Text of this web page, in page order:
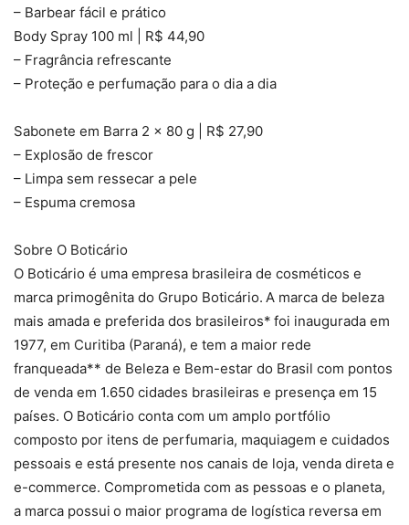
– Barbear fácil e prático
Body Spray 100 ml | R$ 44,90
– Fragrância refrescante
– Proteção e perfumação para o dia a dia
Sabonete em Barra 2 x 80 g | R$ 27,90
– Explosão de frescor
– Limpa sem ressecar a pele
– Espuma cremosa
Sobre O Boticário
O Boticário é uma empresa brasileira de cosméticos e
marca primogênita do Grupo Boticário. A marca de beleza
mais amada e preferida dos brasileiros* foi inaugurada em
1977, em Curitiba (Paraná), e tem a maior rede
franqueada** de Beleza e Bem-estar do Brasil com pontos
de venda em 1.650 cidades brasileiras e presença em 15
países. O Boticário conta com um amplo portfólio
composto por itens de perfumaria, maquiagem e cuidados
pessoais e está presente nos canais de loja, venda direta e
e-commerce. Comprometida com as pessoas e o planeta,
a marca possui o maior programa de logística reversa em